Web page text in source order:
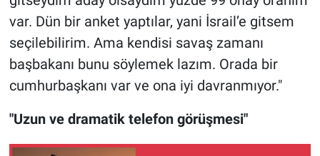
var. Dün bir anket yaptılar, yani İsrail’e gitsem
seçilebilirim. Ama kendisi savaş zamanı
başbakanı bunu söylemek lazım. Orada bir
cumhurbaşkanı var ve ona iyi davranmıyor."
"Uzun ve dramatik telefon görüşmesi"